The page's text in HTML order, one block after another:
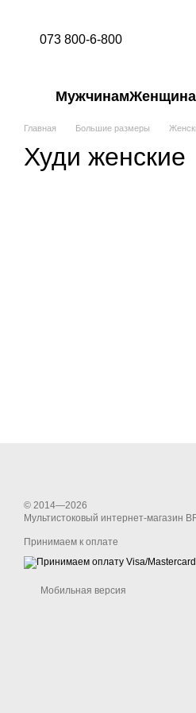
073 800-6-800
Мужчинам
Главная Большие размеры
Худи женские
© 2014—2026
Мультистоковый интернет-магазин
Принимаем к оплате
Мобильная версия